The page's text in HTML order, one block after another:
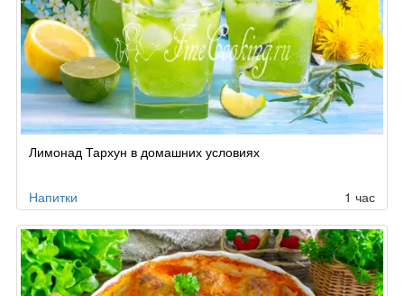
Лимонад Тархун в домашних условиях
Напитки 1 час